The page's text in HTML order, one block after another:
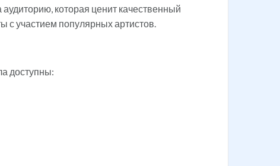
которая ценит качественный
с участием популярных артистов.
доступны: